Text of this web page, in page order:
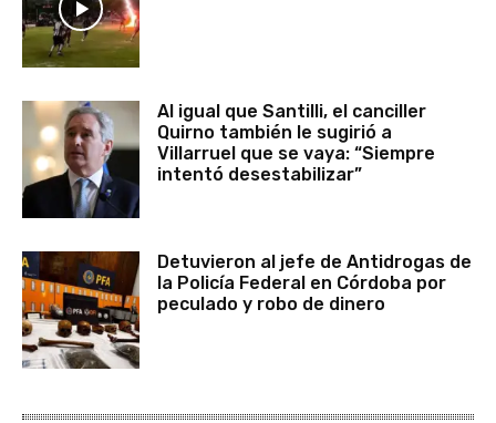
Al igual que Santilli, el canciller
Quirno también le sugirió a
Villarruel que se vaya: “Siempre
intentó desestabilizar”
Detuvieron al jefe de Antidrogas de
la Policía Federal en Córdoba por
peculado y robo de dinero